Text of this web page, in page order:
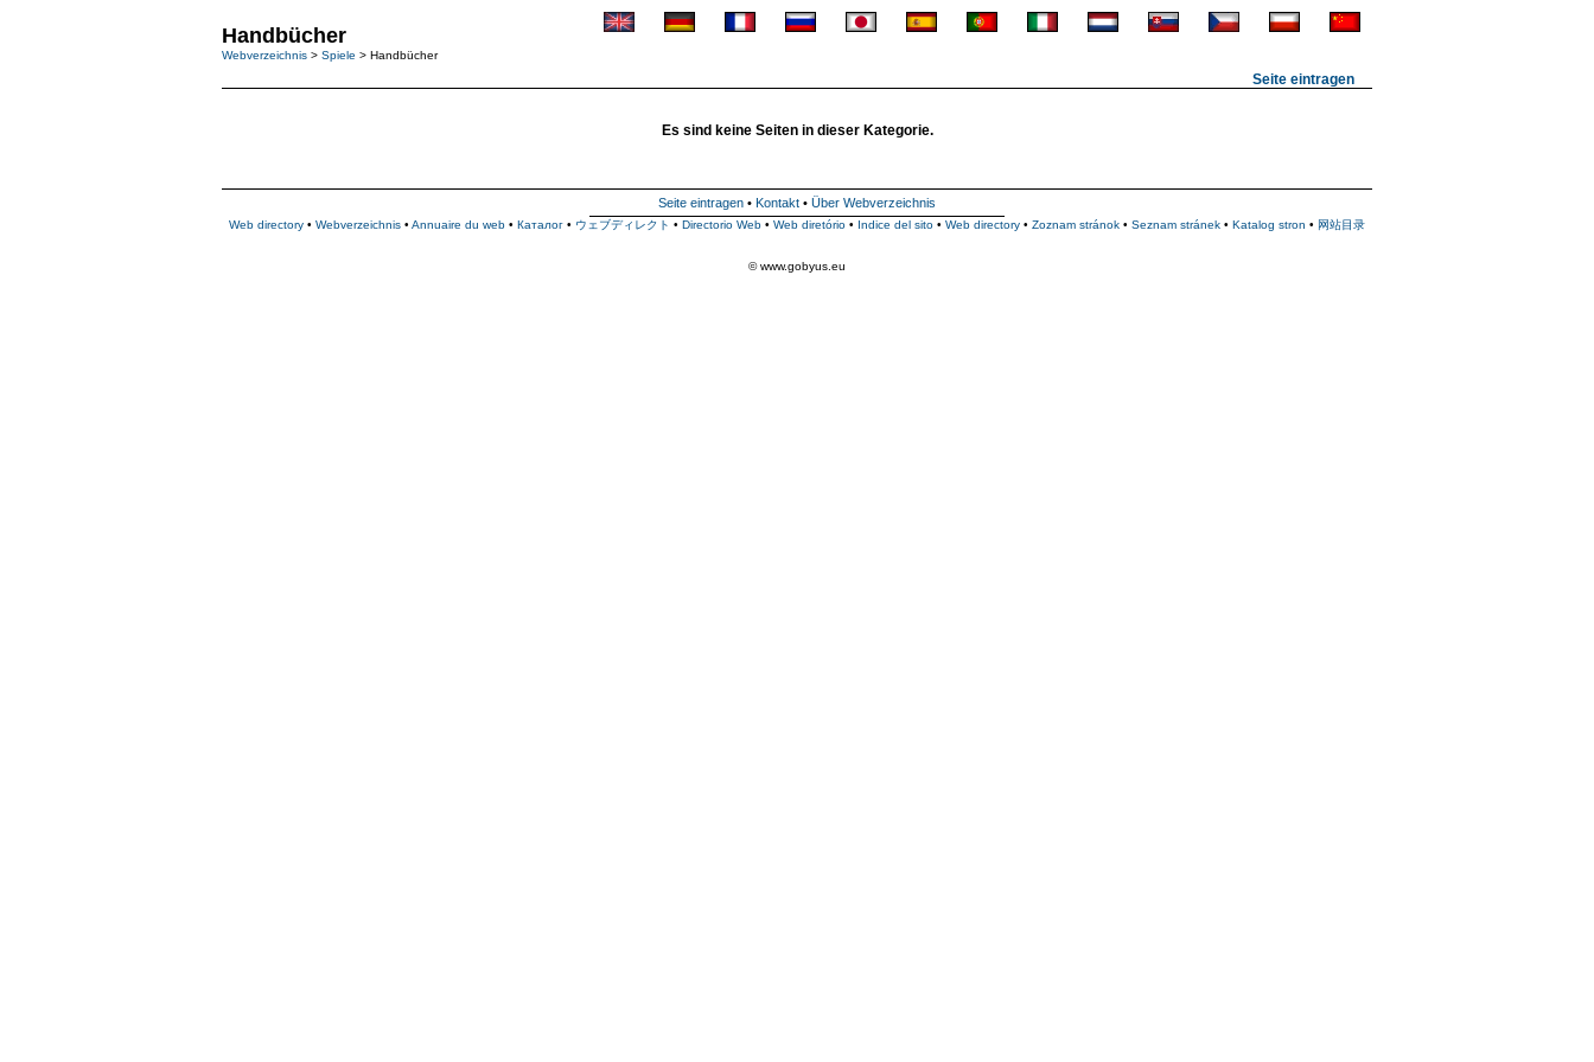
Handbücher
Webverzeichnis > Spiele > Handbücher
Seite eintragen
Es sind keine Seiten in dieser Kategorie.
Seite eintragen • Kontakt • Über Webverzeichnis
Web directory • Webverzeichnis • Annuaire du web • Каталог • ウェブディレクト • Directorio Web • Web diretório • Indice del sito • Web directory • Zoznam stránok • Seznam stránek • Katalog stron • 网站目录
© www.gobyus.eu